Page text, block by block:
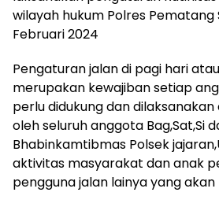
wilayah hukum Polres Pematang
Februari 2024
Pengaturan jalan di pagi hari
merupakan kewajiban setiap
perlu didukung dan
oleh seluruh anggota Bag,Sat,Si
Bhabinkamtibmas Polsek
aktivitas masyarakat dan anak
pengguna jalan lainya yang